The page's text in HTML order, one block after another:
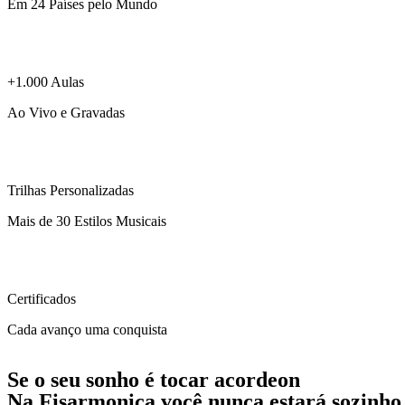
Em 24 Países pelo Mundo
+1.000 Aulas
Ao Vivo e Gravadas
Trilhas Personalizadas
Mais de 30 Estilos Musicais
Certificados
Cada avanço uma conquista
Se o seu sonho é tocar acordeon